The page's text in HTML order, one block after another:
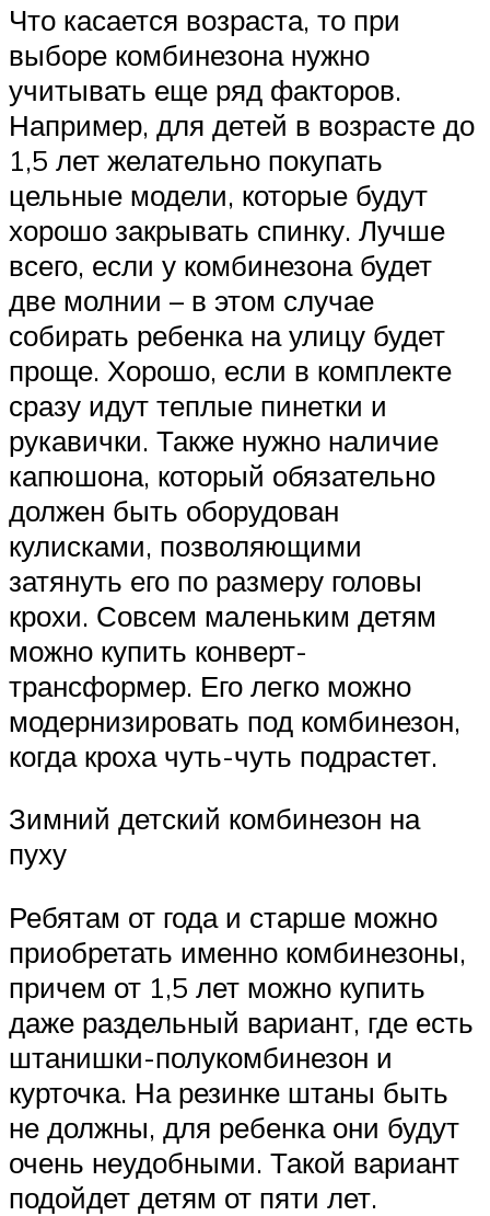
Что касается возраста, то при
выборе комбинезона нужно
учитывать еще ряд факторов.
Например, для детей в возрасте до
1,5 лет желательно покупать
цельные модели, которые будут
хорошо закрывать спинку. Лучше
всего, если у комбинезона будет
две молнии – в этом случае
собирать ребенка на улицу будет
проще. Хорошо, если в комплекте
сразу идут теплые пинетки и
рукавички. Также нужно наличие
капюшона, который обязательно
должен быть оборудован
кулисками, позволяющими
затянуть его по размеру головы
крохи. Совсем маленьким детям
можно купить конверт-
трансформер. Его легко можно
модернизировать под комбинезон,
когда кроха чуть-чуть подрастет.
Зимний детский комбинезон на
пуху
Ребятам от года и старше можно
приобретать именно комбинезоны,
причем от 1,5 лет можно купить
даже раздельный вариант, где есть
штанишки-полукомбинезон и
курточка. На резинке штаны быть
не должны, для ребенка они будут
очень неудобными. Такой вариант
подойдет детям от пяти лет.